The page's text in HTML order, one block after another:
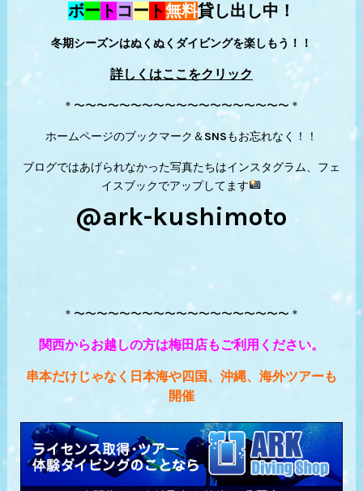
ボー ト コー ト無料貸し出し中！
冬期シーズンはぬくぬくダイビングを楽しもう！！
詳しくはここをクリック
＊〜〜〜〜〜〜〜〜〜〜〜〜〜〜〜〜〜〜〜＊
ホームページのブックマーク＆SNSもお忘れなく！！
ブログではあげられなかった写真たちはインスタグラム、フェ
イスブックでアップしてます
@ark-kushimoto
＊〜〜〜〜〜〜〜〜〜〜〜〜〜〜〜〜〜〜〜＊
関西からお越しの方は梅田店もご利用ください。
串本だけじゃなく日本海や四国、沖縄、海外ツアーも
開催